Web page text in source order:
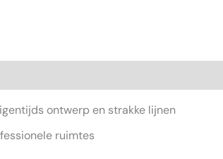
ontwerp en strakke lijnen
ruimtes